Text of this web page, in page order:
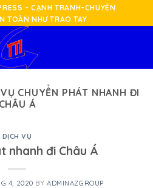
- CẠNH TRANH-CHUYÊN
TOÀN NHƯ TRAO TAY
CHUYỂN PHÁT NHANH ĐI
CHÂU Á
DỊCH VỤ
nhanh đi Châu Á
4, 2020 BYADMINAZGROUP